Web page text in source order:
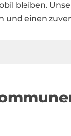
bleiben.
einen